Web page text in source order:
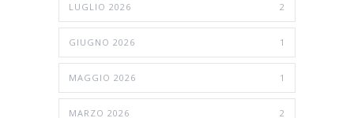
LUGLIO 2026 2
GIUGNO 2026 1
MAGGIO 2026 1
MARZO 2026 2